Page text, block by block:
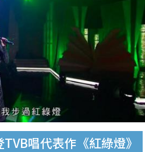
唱代表作《紅綠燈》